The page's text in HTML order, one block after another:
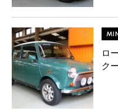
Movie 動画一覧
MAP
リクルート
お知らせ
お問い合わせ
ロ
ク